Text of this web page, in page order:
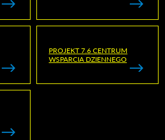
PROJEKT 7.6 CENTRUM
WSPARCIA DZIENNEGO